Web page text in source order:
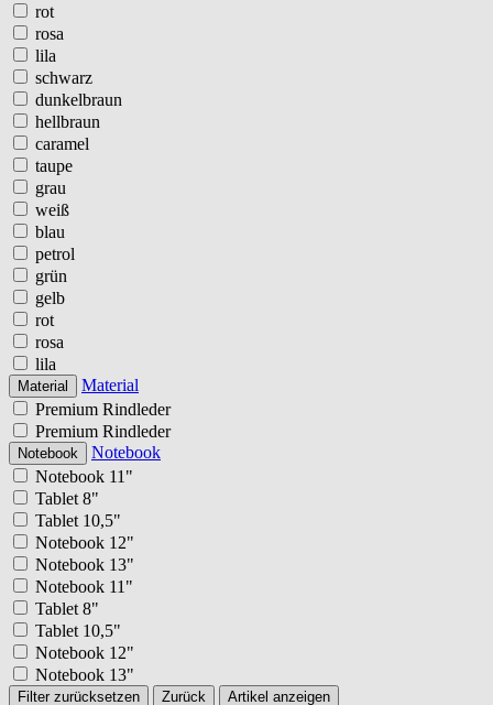
rot
rosa
lila
schwarz
dunkelbraun
hellbraun
caramel
taupe
grau
weiß
blau
petrol
grün
gelb
rot
rosa
lila
Material
Material
Premium Rindleder
Premium Rindleder
Notebook
Notebook
Notebook 11"
Tablet 8"
Tablet 10,5"
Notebook 12"
Notebook 13"
Notebook 11"
Tablet 8"
Tablet 10,5"
Notebook 12"
Notebook 13"
Filter zurücksetzen Zurück Artikel anzeigen